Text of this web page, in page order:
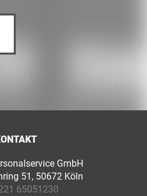
GmbH
51, 50672 Köln
65051230